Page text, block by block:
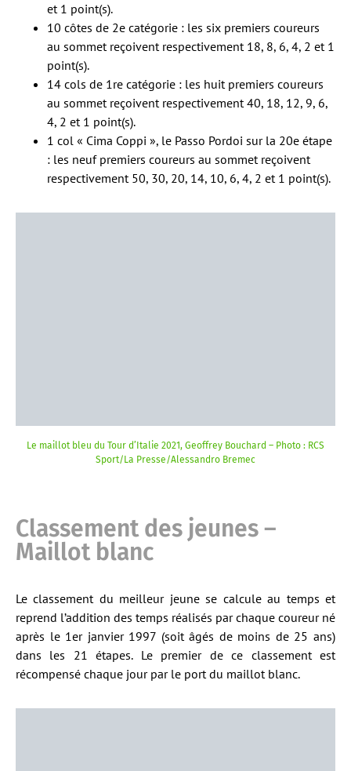
et 1 point(s).
10 côtes de 2e catégorie : les six premiers coureurs
au sommet reçoivent respectivement 18, 8, 6, 4, 2 et 1
point(s).
14 cols de 1re catégorie : les huit premiers coureurs
au sommet reçoivent respectivement 40, 18, 12, 9, 6,
4, 2 et 1 point(s).
1 col « Cima Coppi », le Passo Pordoi sur la 20e étape
: les neuf premiers coureurs au sommet reçoivent
respectivement 50, 30, 20, 14, 10, 6, 4, 2 et 1 point(s).
Le maillot bleu du Tour d’Italie 2021, Geoffrey Bouchard – Photo : RCS
Sport/La Presse/Alessandro Bremec
Classement des jeunes –
Maillot blanc
Le classement du meilleur jeune se calcule au temps et
reprend l’addition des temps réalisés par chaque coureur né
après le 1er janvier 1997 (soit âgés de moins de 25 ans)
dans les 21 étapes. Le premier de ce classement est
récompensé chaque jour par le port du maillot blanc.